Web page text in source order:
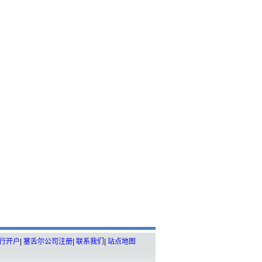
开户 塞舌尔公司注册 联系我们 站点地图